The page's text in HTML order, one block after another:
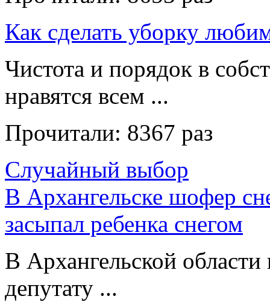
Как сделать уборку
Чистота и порядок в
нравятся всем ...
Прочитали: 8367 раз
Случайный выбор
В Архангельске шофер
засыпал ребенка снегом
В Архангельской
депутату ...